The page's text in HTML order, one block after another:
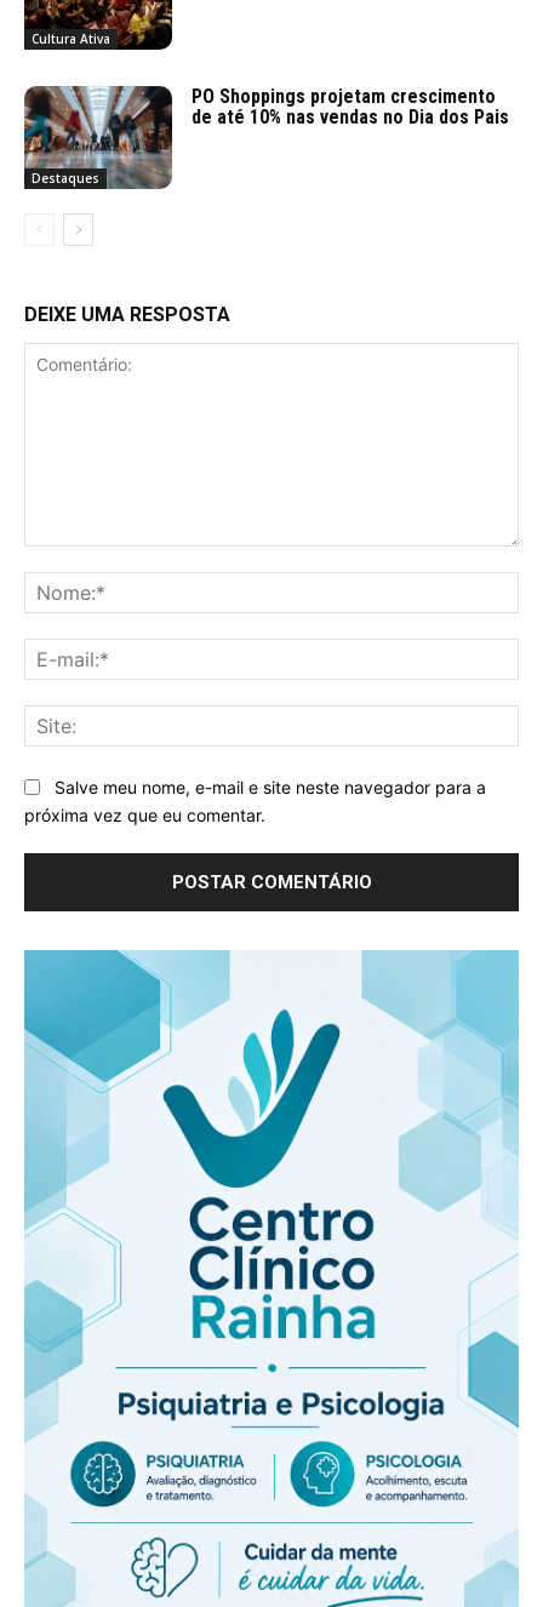
Cultura Ativa
Destaques
PO Shoppings projetam crescimento
de até 10% nas vendas no Dia dos Pais
DEIXE UMA RESPOSTA
Salve meu nome, e-mail e site neste navegador para a
próxima vez que eu comentar.